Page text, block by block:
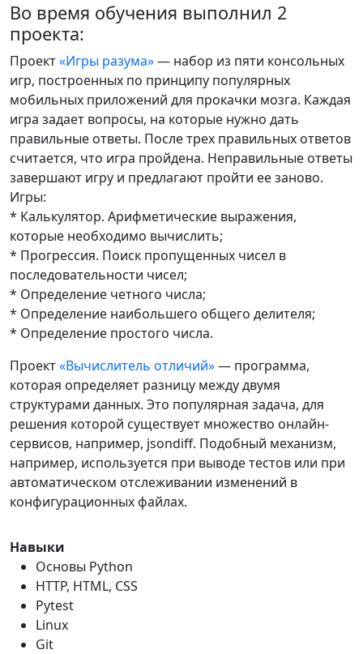
Во время обучения выполнил 2
проекта:
Проект«Игры разума»— набор из пяти консольных
игр, построенных по принципу популярных
мобильных приложений для прокачки мозга. Каждая
игра задает вопросы, на которые нужно дать
правильные ответы. После трех правильных ответов
считается, что игра пройдена. Неправильные ответы
завершают игру и предлагают пройти ее заново.
Игры:
* Калькулятор. Арифметические выражения,
которые необходимо вычислить;
* Прогрессия. Поиск пропущенных чисел в
последовательности чисел;
* Определение четного числа;
* Определение наибольшего общего делителя;
* Определение простого числа.
Проект«Вычислитель отличий»— программа,
которая определяет разницу между двумя
структурами данных. Это популярная задача, для
решения которой существует множество онлайн-
сервисов, например, jsondiff. Подобный механизм,
например, используется при выводе тестов или при
автоматическом отслеживании изменений в
конфигурационных файлах.
Навыки
Основы Python
HTTP, HTML, CSS
Pytest
Linux
Git